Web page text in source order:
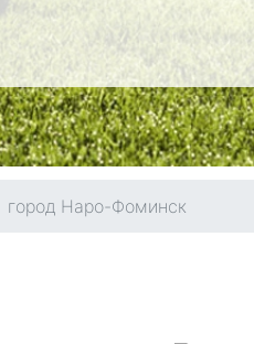
город Наро-Фоминск